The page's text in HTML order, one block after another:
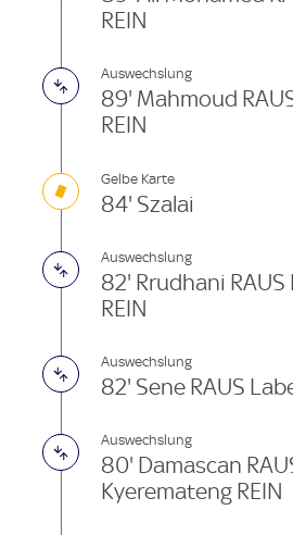
REIN
Auswechslung
89' Mahmoud
REIN
Gelbe Karte
84' Szalai
Auswechslung
82' Rrudhani
REIN
Auswechslung
82' Sene RAUS
Auswechslung
80' Damascan
Kyeremateng REIN